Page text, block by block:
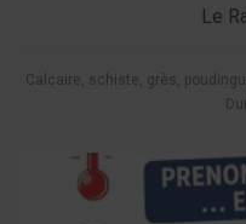
Le
Calcaire, schiste, grès,